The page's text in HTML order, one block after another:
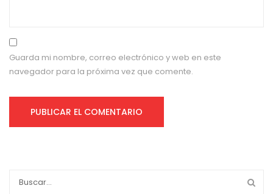
Guarda mi nombre, correo electrónico y web en este
navegador para la próxima vez que comente.